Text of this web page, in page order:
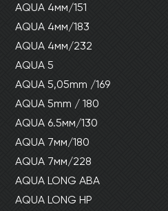
Ваши данные не будут
Ваши данные не будут
Ваши данные не будут
AQUA 4мм/151
AQUA 4мм/183
AQUA 4мм/232
AQUA 5
AQUA 5,05mm /169
AQUA 5mm / 180
AQUA 6.5мм/130
AQUA 7мм/180
AQUA 7мм/228
AQUA LONG ABA
AQUA LONG HP